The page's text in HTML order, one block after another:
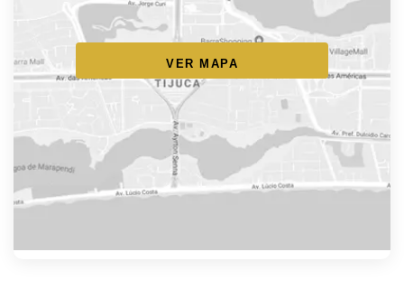
VER MAPA